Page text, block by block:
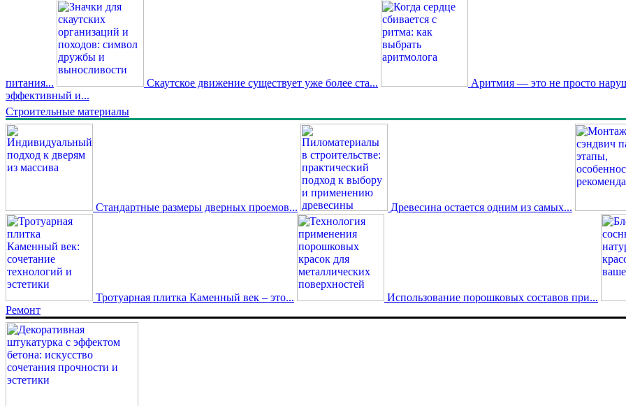
питания... Скаутское движение существует уже более ста...
Аритмия — это не просто
эффективный и...
Строительные материалы
Стандартные размеры дверных проемов... Древесина остается одним из самых...
Тротуарная плитка Каменный век – это...
Использование порошковых составов при...
Ремонт